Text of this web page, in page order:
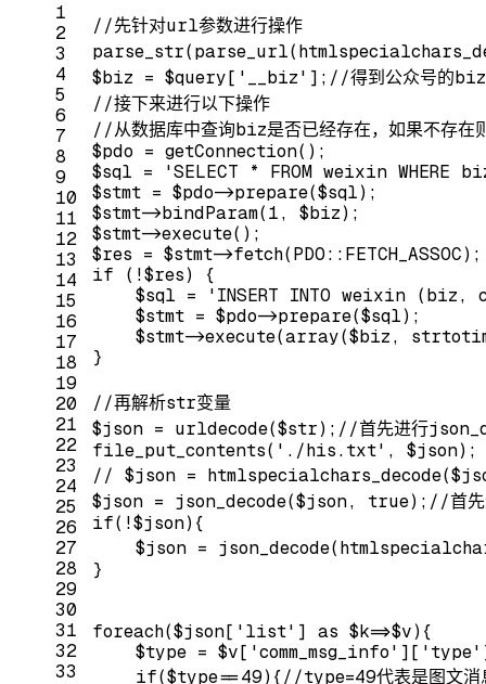
1
2
3
4
5
6
7
8
9
10
11
12
13
14
15
16
17
18
19
20
21
22
23
24
25
26
27
28
29
30
31
32
33
//先针对url参数进行操作
$biz = $query[ '__biz' ]; //得到公众号的biz
//接下来进行以下操作
//从数据库中查询biz是否已经存在，如果不存在
$pdo = getConnection();
$sql =
'SELECT * FROM weixin WHERE
$stmt = $pdo->prepare($sql);
$stmt->bindParam( 1 , $biz);
$stmt->execute();
$res = $stmt->fetch(PDO::FETCH_ASSOC);
if (!$res) {
    $sql =
'INSERT INTO weixin (biz,
    $stmt = $pdo->prepare($sql);
    $stmt->execute(
array($biz,
}
//再解析str变量
$json = urldecode($str); //首先进行
file_put_contents( './his.txt' , $json);
// $json =
$json = json_decode($json, true); //首先
if(!$json){
$json =
}
foreach($json[ 'list' ] as $k=>$v){
    $type = $v[
'comm_msg_info' ][ 'type'
if($type==49){//type=49代表是图文消